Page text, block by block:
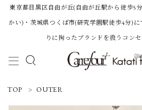
東京都目黒区自由が丘(自由が丘駅から徒歩5
かい)・茨城県つくば市(研究学園駅徒歩4分)
りに拘ったブランドを扱うコン
ACCOUNT MENU
TOP OUTER